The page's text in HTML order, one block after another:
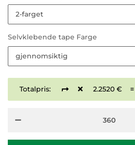
2-farget
Selvklebende tape Farge
gjennomsiktig
Totalpris: 2.2520 € =